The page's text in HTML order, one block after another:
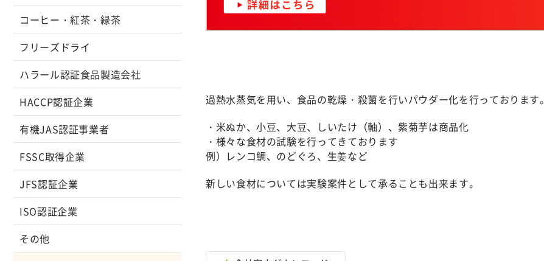
コーヒー・紅茶・緑茶
フリーズドライ
ハラール認証食品製造会社
HACCP認証企業
有機JAS認証事業者
FSSC取得企業
JFS認証企業
ISO認証企業
その他
過熱水蒸気を用い、食品の乾燥・殺菌を行いパウダー化を行っております。
・米ぬか、小豆、大豆、しいたけ（軸）、紫菊芋は商品化
・様々な食材の試験を行ってきております
例）レンコ鯛、のどぐろ、生姜など
新しい食材については実験案件として承ることも出来ます。